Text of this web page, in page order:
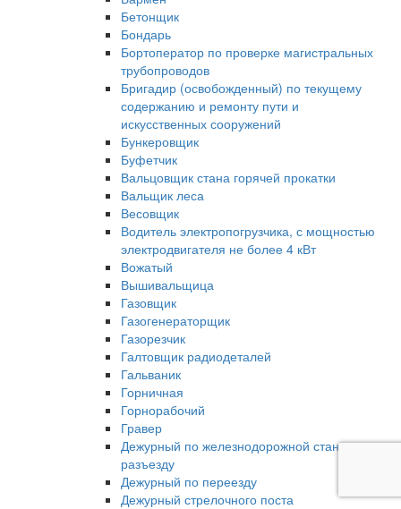
Бетонщик
Бондарь
Бортоператор по проверке магистральных
трубопроводов
Бригадир (освобожденный) по текущему
содержанию и ремонту пути и
искусственных сооружений
Бункеровщик
Буфетчик
Вальцовщик стана горячей прокатки
Вальщик леса
Весовщик
Водитель электропогрузчика, с мощностью
электродвигателя не более 4 кВт
Вожатый
Вышивальщица
Газовщик
Газогенераторщик
Газорезчик
Галтовщик радиодеталей
Гальваник
Горничная
Горнорабочий
Гравер
Дежурный по железнодорожной станции,
разъезду
Дежурный по переезду
Дежурный стрелочного поста